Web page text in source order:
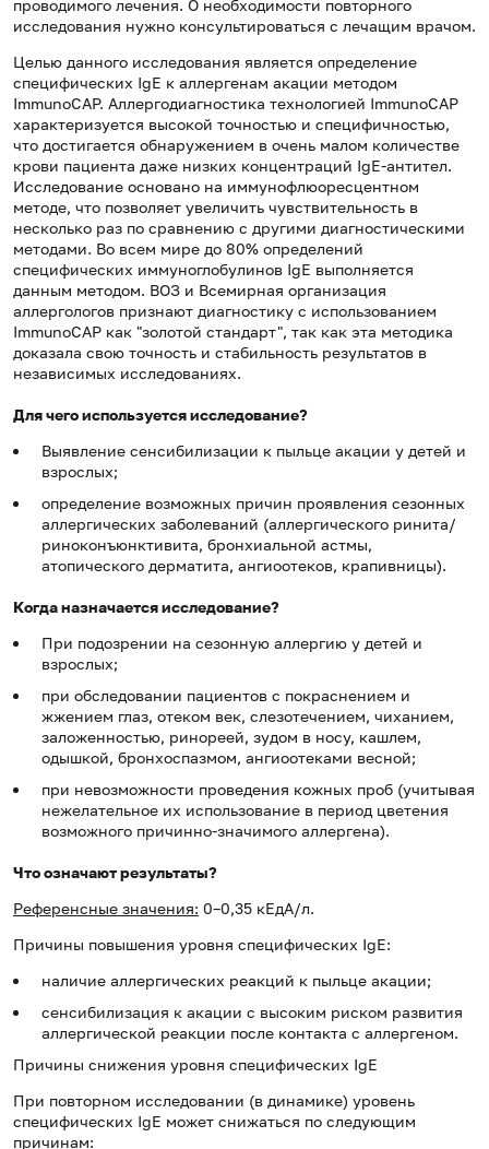
проводимого лечения. О необходимости повторного
исследования нужно консультироваться с лечащим врачом.
Целью данного исследования является определение
специфических IgE к аллергенам акации методом
ImmunoCAP. Аллергодиагностика технологией ImmunoCAP
характеризуется высокой точностью и специфичностью,
что достигается обнаружением в очень малом количестве
крови пациента даже низких концентраций IgE-антител.
Исследование основано на иммунофлюоресцентном
методе, что позволяет увеличить чувствительность в
несколько раз по сравнению с другими диагностическими
методами. Во всем мире до 80% определений
специфических иммуноглобулинов IgE выполняется
данным методом. ВОЗ и Всемирная организация
аллергологов признают диагностику с использованием
ImmunoCAP как "золотой стандарт", так как эта методика
доказала свою точность и стабильность результатов в
независимых исследованиях.
Для чего используется исследование?
Выявление сенсибилизации к пыльце акации у детей и
взрослых;
определение возможных причин проявления сезонных
аллергических заболеваний (аллергического ринита/
риноконъюнктивита, бронхиальной астмы,
атопического дерматита, ангиоотеков, крапивницы).
Когда назначается исследование?
При подозрении на сезонную аллергию у детей и
взрослых;
при обследовании пациентов с покраснением и
жжением глаз, отеком век, слезотечением, чиханием,
заложенностью, ринореей, зудом в носу, кашлем,
одышкой, бронхоспазмом, ангиоотеками весной;
при невозможности проведения кожных проб (учитывая
нежелательное их использование в период цветения
возможного причинно-значимого аллергена).
Что означают результаты?
Референсные значения: 0–0,35 кЕдА/л.
Причины повышения уровня специфических IgE:
наличие аллергических реакций к пыльце акации;
сенсибилизация к акации с высоким риском развития
аллергической реакции после контакта с аллергеном.
Причины снижения уровня специфических IgE
При повторном исследовании (в динамике) уровень
специфических IgE может снижаться по следующим
причинам: